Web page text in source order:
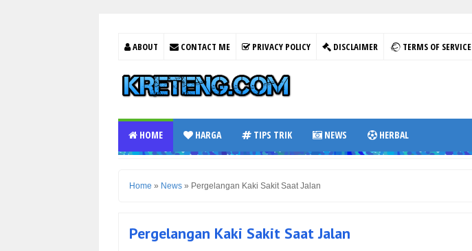
ABOUT CONTACT ME PRIVACY POLICY DISCLAIMER TERMS OF SERVICE
HOME HARGA TIPS TRIK NEWS HERBAL
Home » News » Pergelangan Kaki Sakit Saat Jalan
Pergelangan Kaki Sakit Saat Jalan